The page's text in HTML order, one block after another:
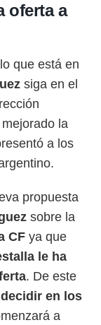
oferta a
que está en
siga en el
la
a los
propuesta
sobre la
CF ya que
le ha
. De este
en los
a